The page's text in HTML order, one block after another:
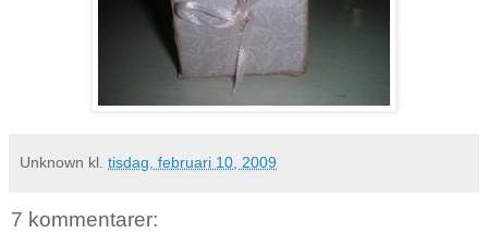
Unknown kl. tisdag, februari 10, 2009
7 kommentarer: